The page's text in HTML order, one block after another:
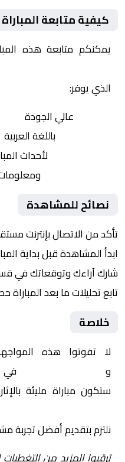
كيفية متابعة المباراة
يمكنكم متابعة هذه
الذي يوفر:
عالي الجودة
باللغة العربية
لأحداث
نصائح للمشاهدة
تأكد من الاتصال بإنترنت
ابدأ المشاهدة قبل بداية المباراة بـ
شارك آراءك وتوقعاتك في
تابع تحليلات ما بعد
خلاصة
لا تفوتوا هذه
وسيراميكا كليوباترا في
ستكون مباراة مليئة
نلتزم بتقديم أفضل تجربة
ترقبوا المزيد من